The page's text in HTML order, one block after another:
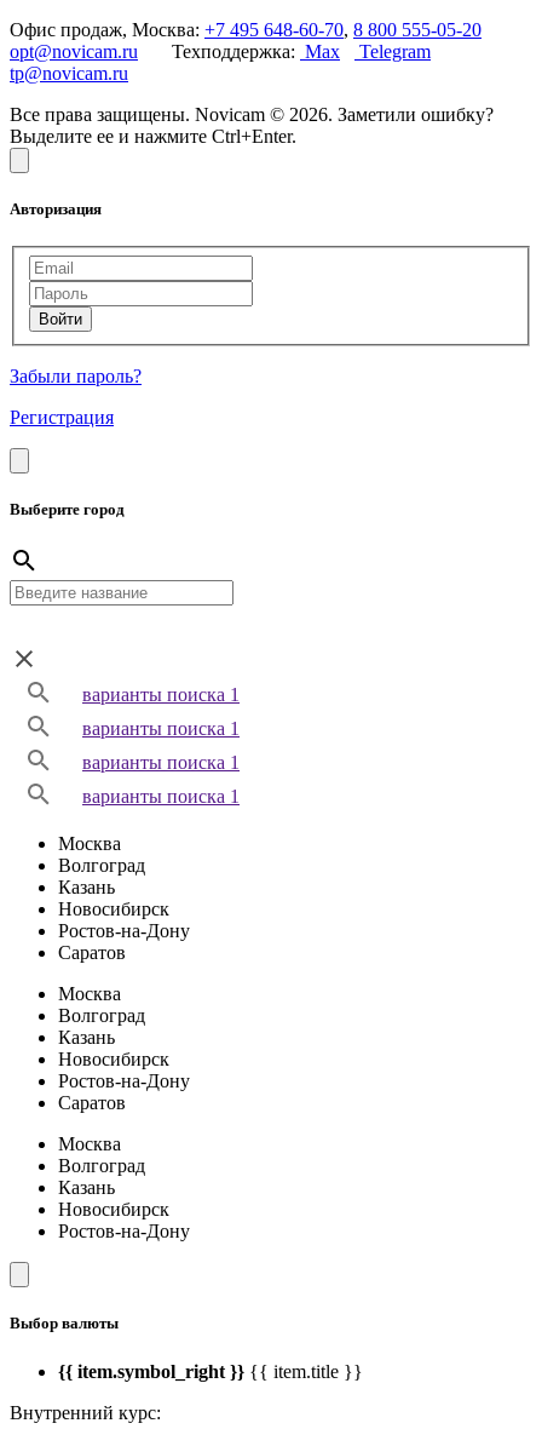
Офис продаж, Москва: +7 495 648-60-70, 8 800 555-05-20
opt@novicam.ru Техподдержка: Max
Telegram
tp@novicam.ru
Все права защищены. Novicam © 2026. Заметили ошибку?
Выделите ее и нажмите Ctrl+Enter.
Авторизация
Забыли пароль?
Регистрация
Выберите город
варианты поиска 1
варианты поиска 1
варианты поиска 1
варианты поиска 1
Москва
Волгоград
Казань
Новосибирск
Ростов-на-Дону
Саратов
Москва
Волгоград
Казань
Новосибирск
Ростов-на-Дону
Саратов
Москва
Волгоград
Казань
Новосибирск
Ростов-на-Дону
Выбор валюты
{{ item.symbol_right }} {{ item.title }}
Внутренний курс: